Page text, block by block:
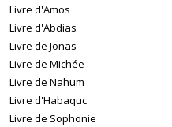
Livre d'Amos
Livre d'Abdias
Livre de Jonas
Livre de Michée
Livre de Nahum
Livre d'Habaquc
Livre de Sophonie